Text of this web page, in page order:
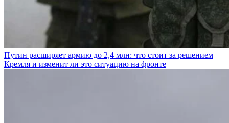
Путин расширяет армию до 2,4 млн: что стоит за решением
Кремля и изменит ли это ситуацию на фронте